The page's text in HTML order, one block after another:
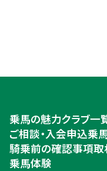
入会のご相談
ご相談・入会申込
乗馬の魅力クラブ一
ご相談・入会申込乗
騎乗前の確認事項取
乗馬体験